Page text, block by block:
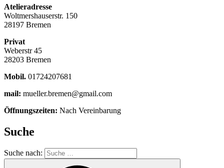
Atelieradresse
Woltmershauserstr. 150
28197 Bremen
Privat
Weberstr 45
28203 Bremen
Mobil. 01724207681
mail: mueller.bremen@gmail.com
Öffnungszeiten: Nach Vereinbarung
Suche
Suche nach: